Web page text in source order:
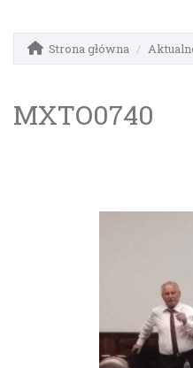
Strona główna
MXTO0740